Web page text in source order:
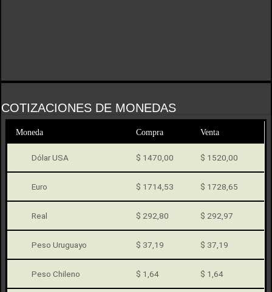
COTIZACIONES DE MONEDAS
Moneda Compra Venta
Dólar USA $ 1470,00 $ 1520,00
Euro $ 1714,53 $ 1728,65
Real $ 292,80 $ 292,97
Peso Uruguayo $ 37,19 $ 37,19
Peso Chileno $ 1,64 $ 1,64